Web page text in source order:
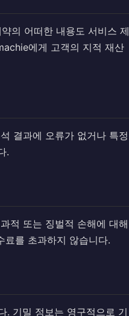
의 어떠한 내용도 서비스 제
에게 고객의 지적 재산
결과에 오류가 없거나 특정
.
적 또는 징벌적 손해에 대해
를 초과하지 않습니다.
. 기밀 정보는 영구적으로 기